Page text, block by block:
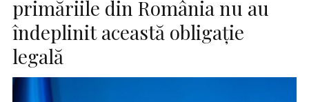
primăriile din România nu au
îndeplinit această obligaţie
legală